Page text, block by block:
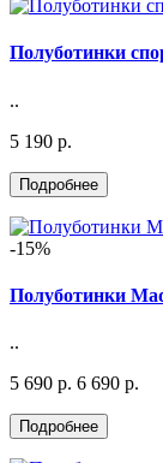
Полуботинки
..
5 190 р.
-15%
Полуботинки
..
5 690 р. 6 690 р.